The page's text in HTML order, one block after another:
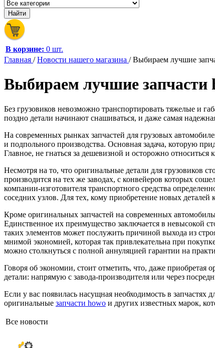
В корзине: 0 шт.
Главная /Новости нашего магазина /Выбираем лучшие
Выбираем лучшие запчасти
Без грузовиков невозможно транспортировать тяжелые и
поздно детали начинают снашиваться, и даже самая
На современных рынках запчастей для грузовых
и подпольного производства. Основная задача, которую
Главное, не гнаться за дешевизной и осторожно
Несмотря на то, что оригинальные детали для грузовиков
производится на тех же заводах, с конвейеров которых
компании-изготовителя транспортного средства
соседних узлов. Для тех, кому приобретение новых
Кроме оригинальных запчастей на современных
Единственное их преимущество заключается в невысокой
таких элементов может послужить причиной выхода из
мнимой экономией, которая так привлекательна при
можно столкнуться с полной аннуляцией гарантии на
Говоря об экономии, стоит отметить, что, даже приобретая
детали: напрямую с завода-производителя или через
Если у вас появилась насущная необходимость в
оригинальные запчасти howo и других известных марок,
Все новости